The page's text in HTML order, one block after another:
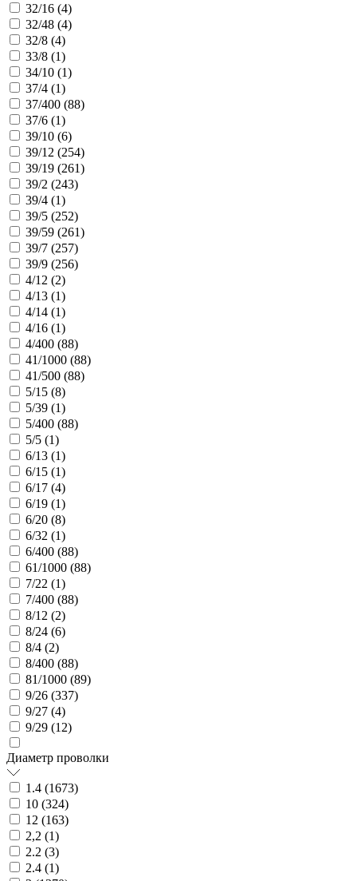
32/16 (4)
32/48 (4)
32/8 (4)
33/8 (1)
34/10 (1)
37/4 (1)
37/400 (88)
37/6 (1)
39/10 (6)
39/12 (254)
39/19 (261)
39/2 (243)
39/4 (1)
39/5 (252)
39/59 (261)
39/7 (257)
39/9 (256)
4/12 (2)
4/13 (1)
4/14 (1)
4/16 (1)
4/400 (88)
41/1000 (88)
41/500 (88)
5/15 (8)
5/39 (1)
5/400 (88)
5/5 (1)
6/13 (1)
6/15 (1)
6/17 (4)
6/19 (1)
6/20 (8)
6/32 (1)
6/400 (88)
61/1000 (88)
7/22 (1)
7/400 (88)
8/12 (2)
8/24 (6)
8/4 (2)
8/400 (88)
81/1000 (89)
9/26 (337)
9/27 (4)
9/29 (12)
Диаметр проволки
1.4 (1673)
10 (324)
12 (163)
2,2 (1)
2.2 (3)
2.4 (1)